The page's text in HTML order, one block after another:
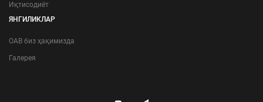
Иқтисодиёт
ЯНГИЛИКЛАР
ОАВ биз ҳақимизда
Галерея